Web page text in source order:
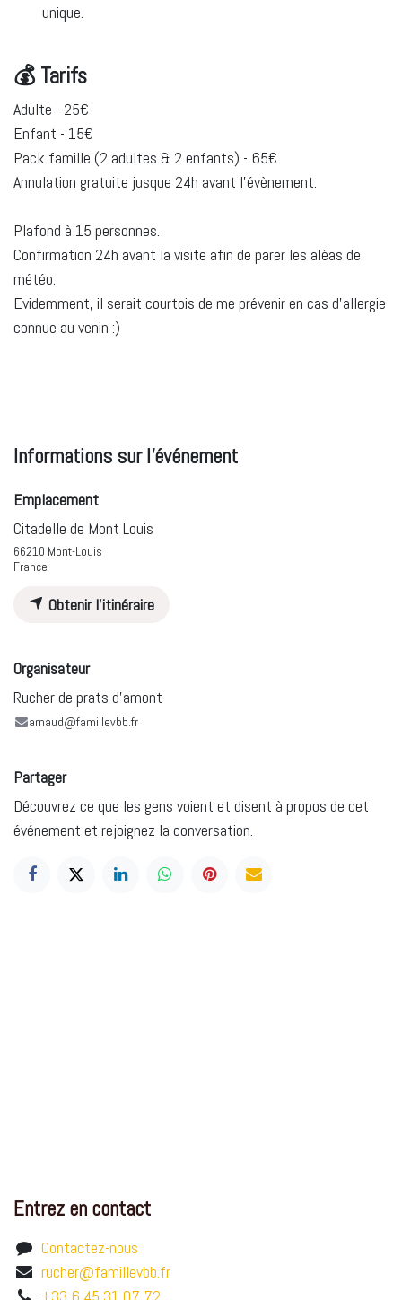
unique.
💰 Tarifs
Adulte - 25€
Enfant - 15€
Pack famille (2 adultes & 2 enfants) - 65€
Annulation gratuite jusque 24h avant l'évènement.
Plafond à 15 personnes.
Confirmation 24h avant la visite afin de parer les aléas de
météo.
Evidemment, il serait courtois de me prévenir en cas d'allergie
connue au venin :)
Informations sur l'événement
Emplacement
Citadelle de Mont Louis
66210 Mont-Louis
France
Obtenir l'itinéraire
Organisateur
Rucher de prats d'amont
arnaud@famillevbb.fr
Partager
Découvrez ce que les gens voient et disent à propos de cet
événement et rejoignez la conversation.
Entrez en contact
Contactez-nous
rucher@famillevbb.fr